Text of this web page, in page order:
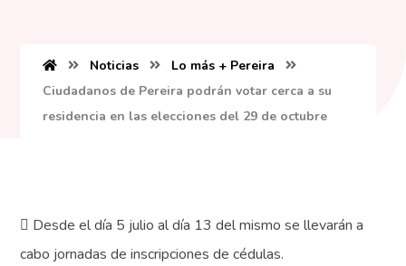
Noticias
Lo más + Pereira
Ciudadanos de Pereira podrán votar cerca a su
residencia en las elecciones del 29 de octubre
 Desde el día 5 julio al día 13 del mismo se llevarán a
cabo jornadas de inscripciones de cédulas.